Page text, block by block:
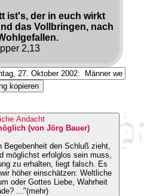
ist's, der in euch wirkt
das Vollbringen, nach
2,13
kopieren
Andacht
(von Jörg Bauer)
den Schluß zieht,
möglichst erfolglos sein muss,
zu erhalten, liegt falsch. Es
höher einschätzen: Weltliche
oder Gottes Liebe, Wahrheit
..."(mehr)